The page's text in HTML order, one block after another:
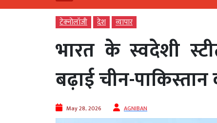
टेक्‍नोलॉजी देश व्‍यापार
भारत के स्वदेशी
बढ़ाई चीन-पाकिस्तान
May 28, 2026 AGNIBAN